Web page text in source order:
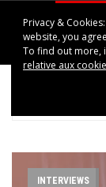
INTERVIEWS
Privacy &
website, you
To find out more,
relative aux